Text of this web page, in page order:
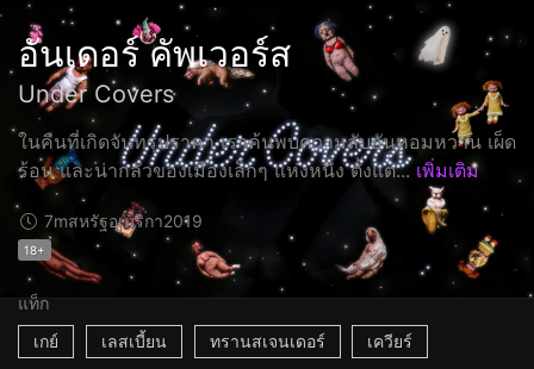
อันเดอร์ คัพเวอร์ส
Under Covers
ในคืนที่เกิดจันทรุปราคา เราค้นพบความลับอันหอมหวาน เผ็ด
ร้อน และน่ากลัวของเมืองเล็กๆ แห่งหนึ่ง ตั้งแต่... เพิ่มเติม
7mสหรัฐอเมริกา2019
18+
แท็ก
เกย์
เลสเบี้ยน ทรานสเจนเดอร์ เควียร์